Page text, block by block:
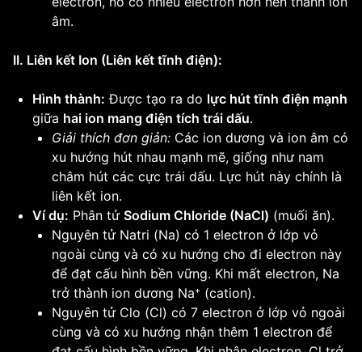
âm.
II. Liên kết Ion (Liên kết tĩnh điện):
Hình thành: Được tạo ra do lực hút tĩnh điện mạnh
giữa hai ion mang điện tích trái dấu.
Giải thích đơn giản: Các ion dương và ion âm có
xu hướng hút nhau mạnh mẽ, giống như nam
châm hút các cực trái dấu. Lực hút này chính là
liên kết ion.
Ví dụ: Phân tử Sodium Chloride (NaCl) (muối ăn).
Nguyên tử Natri (Na) có 1 electron ở lớp vỏ
ngoài cùng và có xu hướng cho đi electron này
để đạt cấu hình bền vững. Khi mất electron, Na
trở thành ion dương Na⁺ (cation).
Nguyên tử Clo (Cl) có 7 electron ở lớp vỏ ngoài
cùng và có xu hướng nhận thêm 1 electron để